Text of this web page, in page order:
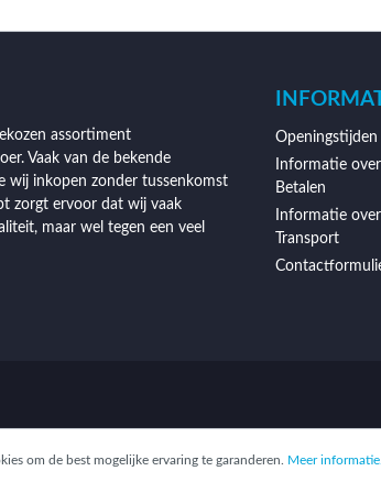
assortiment
Vaak van de bekende
wij inkopen zonder tussenkomst
zorgt ervoor dat wij vaak
maar wel tegen een veel
Informatie
Betalen
Informatie
Transport
om de best mogelijke ervaring te garanderen. Meer